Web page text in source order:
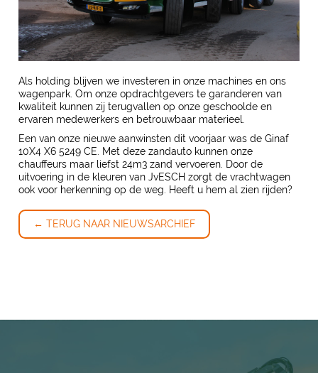
Als holding blijven we investeren in onze machines en ons
wagenpark. Om onze opdrachtgevers te garanderen van
kwaliteit kunnen zij terugvallen op onze geschoolde en
ervaren medewerkers en betrouwbaar materieel.
Een van onze nieuwe aanwinsten dit voorjaar was de Ginaf
10X4 X6 5249 CE. Met deze zandauto kunnen onze
chauffeurs maar liefst 24m3 zand vervoeren. Door de
uitvoering in de kleuren van JvESCH zorgt de vrachtwagen
ook voor herkenning op de weg. Heeft u hem al zien rijden?
← TERUG NAAR NIEUWSARCHIEF